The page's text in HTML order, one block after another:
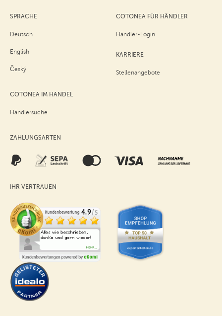
SPRACHE
Deutsch
English
Český
COTONEA IM HANDEL
Händlersuche
COTONEA FÜR HÄNDLER
Händler-Login
KARRIERE
Stellenangebote
ZAHLUNGSARTEN
IHR VERTRAUEN